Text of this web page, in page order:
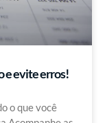
e evite erros!
o que você